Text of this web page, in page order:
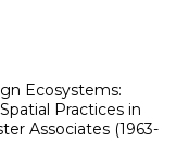
Ecosystems:
Practices in
Associates (1963-